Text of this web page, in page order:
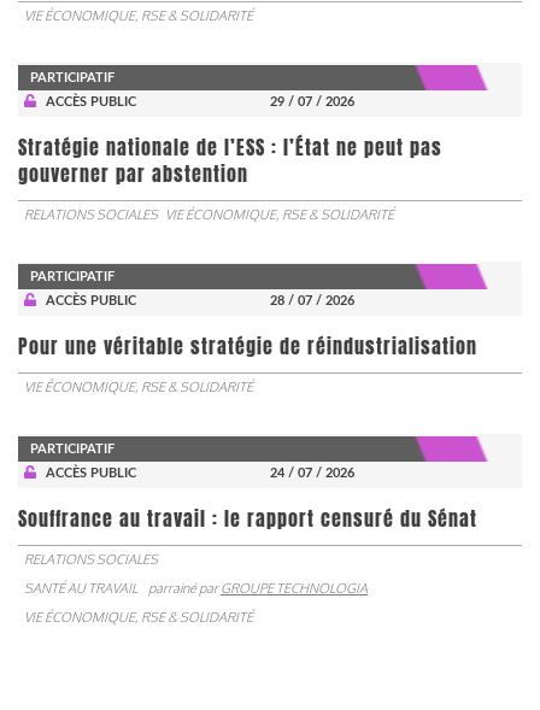
VIE ÉCONOMIQUE, RSE & SOLIDARITÉ
PARTICIPATIF
ACCÈS PUBLIC
29 / 07 / 2026
Stratégie nationale de l’ESS : l’État ne peut pas
gouverner par abstention
RELATIONS SOCIALES VIE ÉCONOMIQUE, RSE & SOLIDARITÉ
PARTICIPATIF
ACCÈS PUBLIC
28 / 07 / 2026
Pour une véritable stratégie de réindustrialisation
VIE ÉCONOMIQUE, RSE & SOLIDARITÉ
PARTICIPATIF
ACCÈS PUBLIC
24 / 07 / 2026
Souffrance au travail : le rapport censuré du Sénat
RELATIONS SOCIALES
SANTÉ AU TRAVAIL
parrainé parGROUPE TECHNOLOGIA
VIE ÉCONOMIQUE, RSE & SOLIDARITÉ